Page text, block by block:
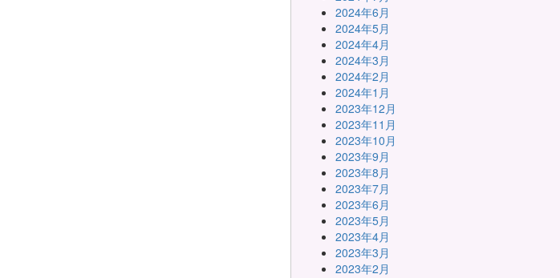
2024年6月
2024年5月
2024年4月
2024年3月
2024年2月
2024年1月
2023年12月
2023年11月
2023年10月
2023年9月
2023年8月
2023年7月
2023年6月
2023年5月
2023年4月
2023年3月
2023年2月